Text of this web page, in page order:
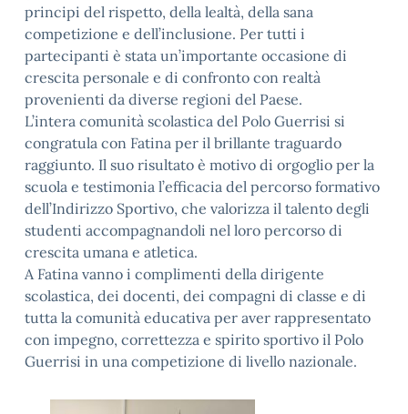
principi del rispetto, della lealtà, della sana
competizione e dell’inclusione. Per tutti i
partecipanti è stata un’importante occasione di
crescita personale e di confronto con realtà
provenienti da diverse regioni del Paese.
L’intera comunità scolastica del Polo Guerrisi si
congratula con Fatina per il brillante traguardo
raggiunto. Il suo risultato è motivo di orgoglio per la
scuola e testimonia l’efficacia del percorso formativo
dell’Indirizzo Sportivo, che valorizza il talento degli
studenti accompagnandoli nel loro percorso di
crescita umana e atletica.
A Fatina vanno i complimenti della dirigente
scolastica, dei docenti, dei compagni di classe e di
tutta la comunità educativa per aver rappresentato
con impegno, correttezza e spirito sportivo il Polo
Guerrisi in una competizione di livello nazionale.